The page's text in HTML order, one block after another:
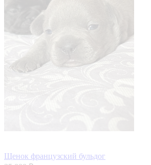
Щенок французский бульдог